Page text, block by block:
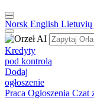
Norsk English Lietuvių
Kredyty
pod kontrolą
Dodaj
ogłoszenie
Praca Ogłoszenia Czat